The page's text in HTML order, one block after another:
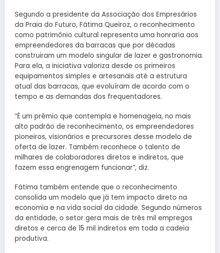
Segundo a presidente da Associação dos Empresários
da Praia do Futuro, Fátima Queiroz, o reconhecimento
como patrimônio cultural representa uma honraria aos
empreendedores da barracas que por décadas
construiram um modelo singular de lazer e gastronomia.
Para ela, a iniciativa valoriza desde os primeiros
equipamentos simples e artesanais até a estrutura
atual das barracas, que evoluíram de acordo com o
tempo e as demandas dos frequentadores.
“É um prêmio que contempla e homenageia, no mais
alto padrão de reconhecimento, os empreendedores
pioneiros, visionários e precursores desse modelo de
oferta de lazer. Também reconhece o talento de
milhares de colaboradores diretos e indiretos, que
fazem essa engrenagem funcionar”, diz.
Fátima também entende que o reconhecimento
consolida um modelo que já tem impacto direto na
economia e na vida social da cidade. Segundo números
da entidade, o setor gera mais de três mil empregos
diretos e cerca de 15 mil indiretos em toda a cadeia
produtiva.